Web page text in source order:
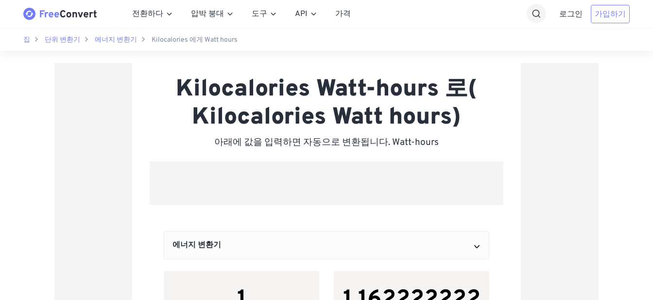
전환하다 압박 붕대 도구 API 가격 로그인 가입하기
집 단위 변환기 에너지 변환기 Kilocalories 에게 Watt hours
Kilocalories Watt-hours 로(
Kilocalories Watt hours)
아래에 값을 입력하면 자동으로 변환됩니다. Watt-hours